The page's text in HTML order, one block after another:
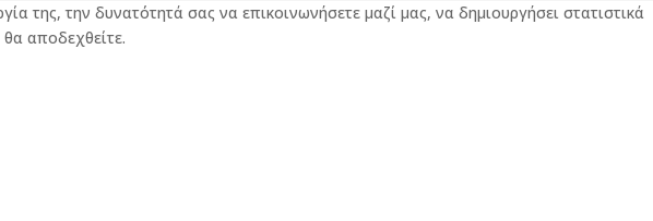
της, την δυνατότητά σας να επικοινωνήσετε μαζί μας, να δημιουργήσει στατιστικά
αποδεχθείτε.